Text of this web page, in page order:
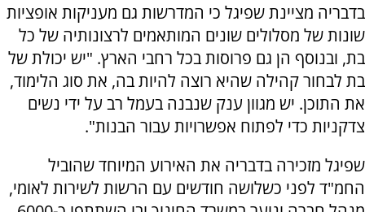
בדבריה מציינת שפיגל כי המדרשות גם מעניקות אופציות
שונות של מסלולים שונים המותאמים לרצונותיה של כל
בת, ובנוסף הן גם פרוסות בכל רחבי הארץ. "יש יכולת של
בת לבחור קהילה שהיא רוצה להיות בה, את סוג הלימוד,
את התוכן. יש מגוון ענק שנבנה בעמל רב על ידי נשים
צדקניות כדי לפתוח אפשרויות עבור הבנות".
שפיגל מזכירה בדבריה את האירוע המיוחד שהוביל
החמ"ד לפני כשלושה חודשים עם הרשות לשירות לאומי,